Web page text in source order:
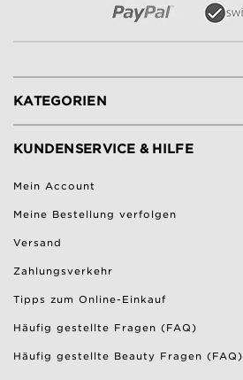
KATEGORIEN
KUNDENSERVICE & HILFE
Mein Account
Meine Bestellung verfolgen
Versand
Zahlungsverkehr
Tipps zum Online-Einkauf
Häufig gestellte Fragen (FAQ)
Häufig gestellte Beauty Fragen (FAQ)